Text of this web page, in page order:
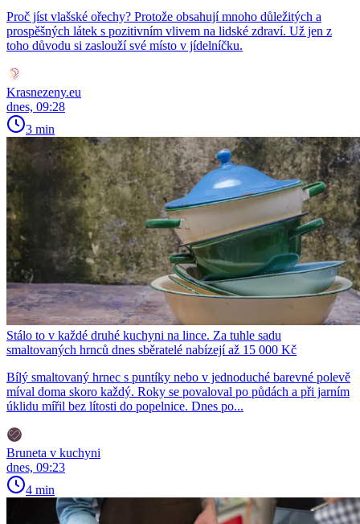
Proč jíst vlašské ořechy? Protože obsahují mnoho důležitých a
prospěšných látek s pozitivním vlivem na lidské zdraví. Už jen z
toho důvodu si zaslouží své místo v jídelníčku.
Krasnezeny.eu
dnes, 09:28
3 min
Stálo to v každé druhé kuchyni na lince. Za tuhle sadu
smaltovaných hrnců dnes sběratelé nabízejí až 15 000 Kč
Bílý smaltovaný hrnec s puntíky nebo v jednoduché barevné polevě
míval doma skoro každý. Roky se povaloval po půdách a při jarním
úklidu mířil bez lítosti do popelnice. Dnes po...
Bruneta v kuchyni
dnes, 09:23
4 min